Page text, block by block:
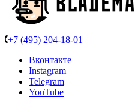
+7 (495) 204-18-01
Вконтакте
Instagram
Telegram
YouTube